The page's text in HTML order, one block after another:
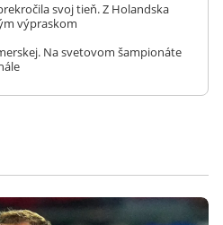
svoj tieň. Z Holandska
výpraskom
Na svetovom šampionáte